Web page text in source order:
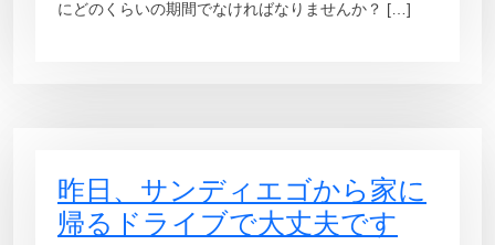
にどのくらいの期間でなければなりませんか？ […]
昨日、サンディエゴから家に
帰るドライブで大丈夫です